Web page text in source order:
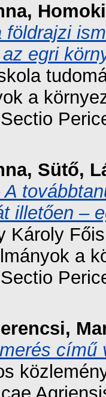
,
földrajzi
egri
a
, Sütő,
illetően –
Károly
a
című